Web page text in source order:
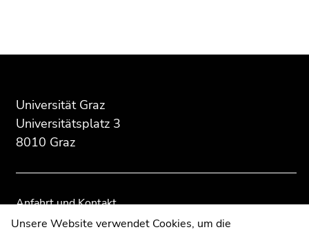
des
Universität Graz
Universitätsplatz 3
8010 Graz
Anfahrt und Kontakt
Kommunikation und Öffentlichkeitsarbeit
dieses
Übersicht
Seitenbereiche
dieses
Übersicht
Seitenbereiche
Unsere Website verwendet Cookies, um die